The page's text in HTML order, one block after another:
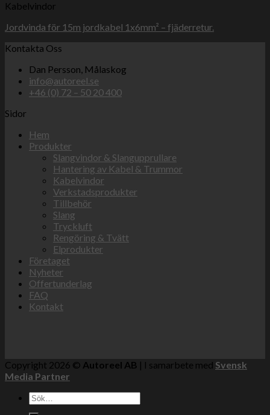
Kabelvindor
Jordvinda för 15m jordkabel 1x6mm² – fjäderretur.
Kontakta Oss
Dan Persson, Målaskog
info@autoreel.se
+46 (0) 72 – 50 20 400
Sidor
Hem
Produkter
Slangvindor & Slangupprullare
Hantering av Kabel & Trummor
Kabelvindor
Verkstadsprodukter
Tillbehör
Slang
Tryckluft
Rengöring & Tvätt
Elprodukter
Företaget
Nyheter
Offertunderlag
FAQ
Kontakt
Copyright 2026 © Autoreel AB | I samarbete med Svensk
Media Partner
Sök
efter: